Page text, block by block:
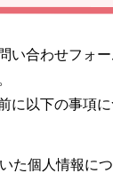
い合わせフォ
に以下の事項
た個人情報に